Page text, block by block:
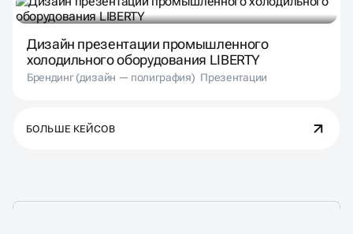
Дизайн презентации промышленного
холодильного оборудования LIBERTY
Брендинг (дизайн — полиграфия) Презентации
БОЛЬШЕ КЕЙСОВ